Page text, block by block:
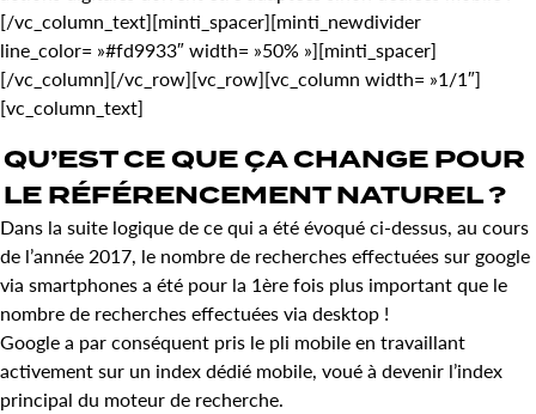
[/vc_column_text][minti_spacer][minti_newdivider
line_color= »#fd9933″ width= »50% »][minti_spacer]
[/vc_column][/vc_row][vc_row][vc_column width= »1/1″]
[vc_column_text]
QU’EST CE QUE ÇACHANGE POUR
LE RÉFÉRENCEMENT NATUREL?
Dans la suite logique de ce qui a été évoqué ci-dessus, au cours
de l’année 2017, le nombre de recherches effectuées sur google
via smartphones a été pour la 1èrefois plus important que le
nombre de recherches effectuées via desktop !
Google a par conséquent pris le pli mobile en travaillant
activement sur un index dédié mobile, voué à devenir l’index
principal du moteur de recherche.